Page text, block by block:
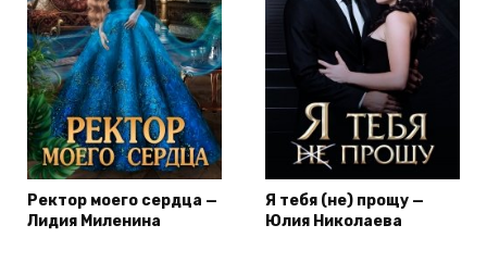
Ректор моего сердца —
Лидия Миленина
Я тебя (не) прощу —
Юлия Николаева